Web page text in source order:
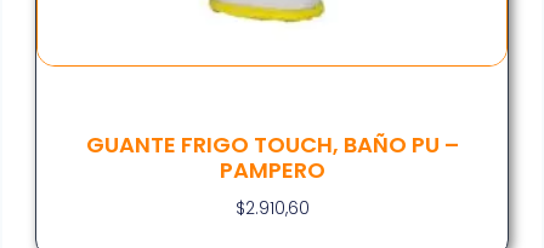
GUANTE FRIGO TOUCH, BAÑO PU –
PAMPERO
$2.910,60